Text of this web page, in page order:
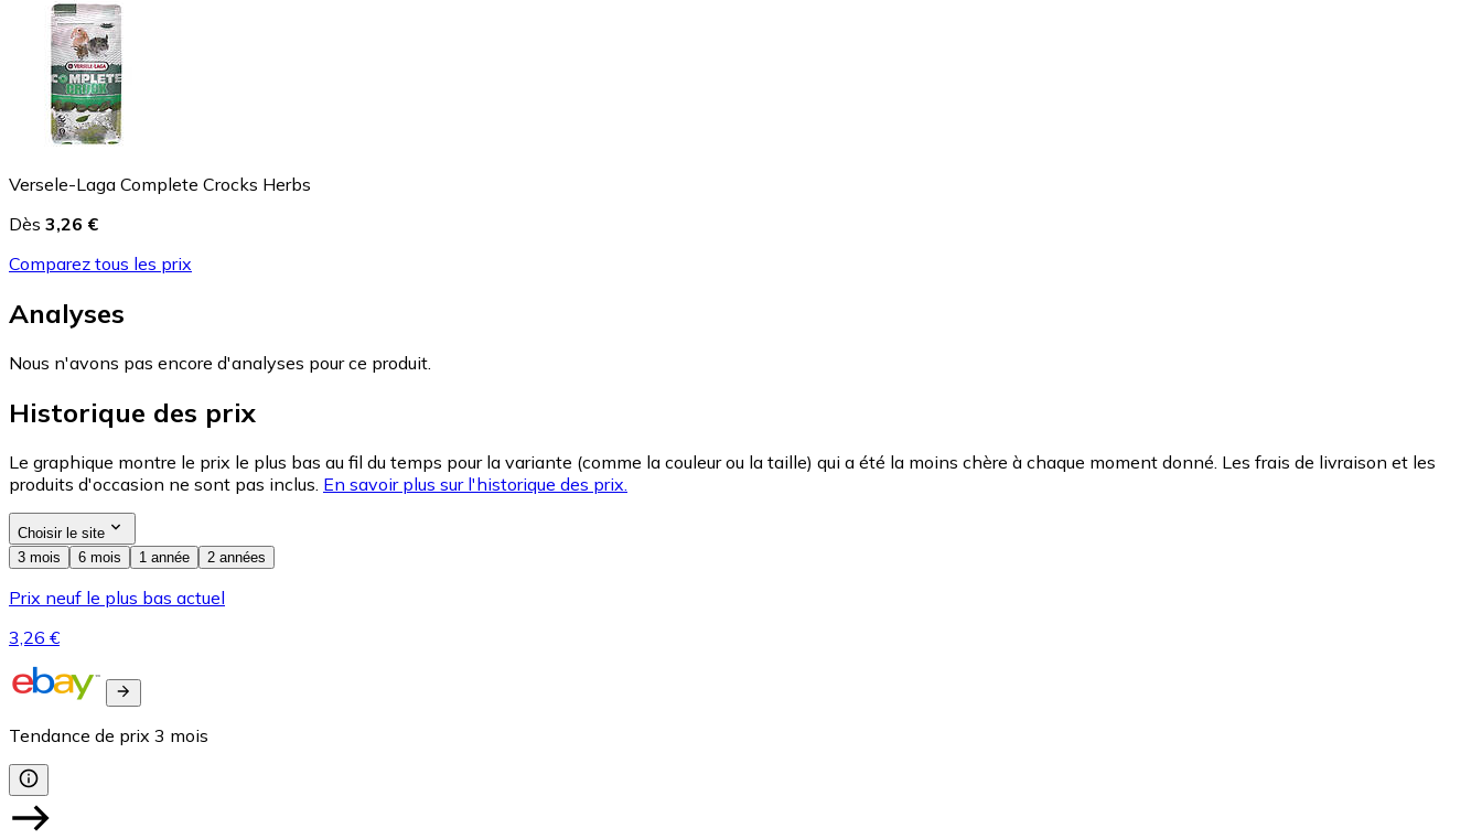
Versele-Laga Complete Crocks Herbs
Dès 3,26 €
Comparez tous les prix
Analyses
Nous n'avons pas encore d'analyses pour ce produit.
Historique des prix
Le graphique montre le prix le plus bas au fil du temps pour la variante (comme la couleur ou la taille) qui a été la moins chère à chaque moment donné. Les frais de livraison et les
produits d'occasion ne sont pas inclus. En savoir plus sur l'historique des prix.
Choisir le site
3 mois
6 mois 1 année 2 années
Prix neuf le plus bas actuel
3,26 €
Tendance de prix 3 mois